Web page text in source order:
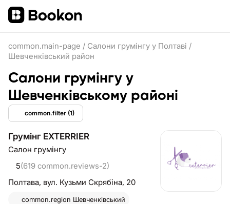
common.main-page / Салони грумінгу у Полтаві /
Шевченківський район
Салони грумінгу у
Шевченківському районі
common.filter (1)
Грумінг EXTERRIER
Салон грумінгу
5(619 common.reviews-2)
Полтава, вул. Кузьми Скрябіна, 20
common.region Шевченківський